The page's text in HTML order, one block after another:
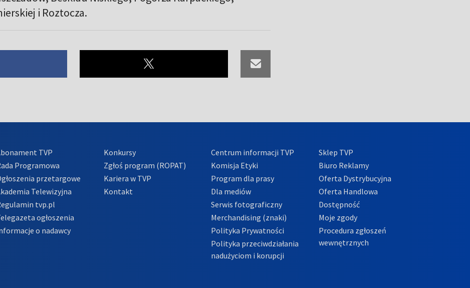
i Roztocza.
TVP
Programowa
przetargowe
Telewizyjna
tvp.pl
ogłoszenia
o nadawcy
Konkursy
Zgłoś program (ROPAT)
Kariera w TVP
Kontakt
Centrum informacji TVP
Komisja Etyki
Program dla prasy
Dla mediów
Serwis fotograficzny
Merchandising (znaki)
Polityka Prywatności
Polityka przeciwdziałania
nadużyciom i korupcji
Sklep TVP
Biuro Reklamy
Oferta Dystrybucyjna
Oferta Handlowa
Dostępność
Moje zgody
Procedura zgłoszeń
wewnętrznych